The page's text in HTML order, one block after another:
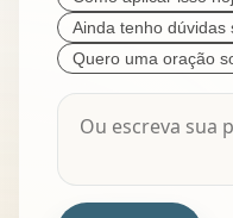
Ainda tenho dúvidas
Quero uma oração